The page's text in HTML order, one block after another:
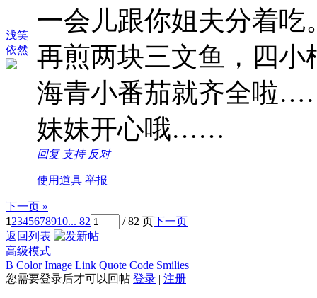
浅笑
依然
一会儿跟你姐夫分着吃
再煎两块三文鱼，四
海青小番茄就齐全啦
妹妹开心哦……
回复 支持 反对
使用道具 举报
下一页 »
12345678910... 82 / 82 页下一页
返回列表
高级模式
B Color Image Link Quote Code Smilies
您需要登录后才可以回帖 登录 | 注册